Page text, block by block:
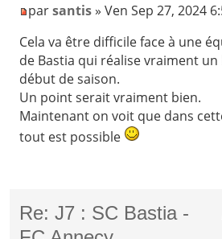
parsantis» Ven Sep 27, 2024
Cela va être difficile face à une
de Bastia qui réalise vraiment un
début de saison.
Un point serait vraiment bien.
Maintenant on voit que dans
tout est possible
Re: J7 : SC Bastia -